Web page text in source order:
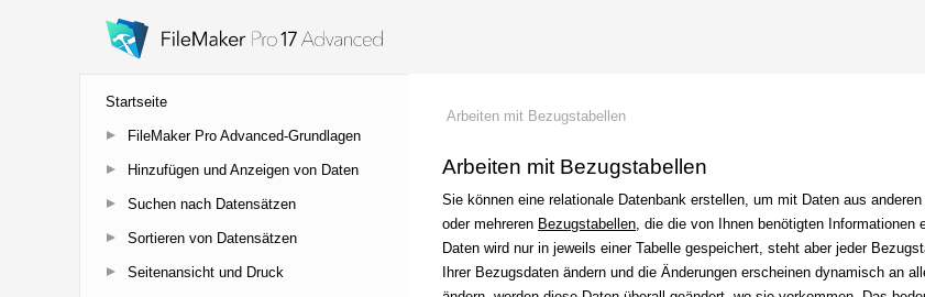
Startseite
FileMaker Pro Advanced-Grundlagen
Hinzufügen und Anzeigen von Daten
Suchen nach Datensätzen
Sortieren von Datensätzen
Seitenansicht und Druck